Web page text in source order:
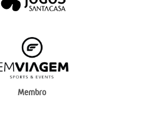
Membro